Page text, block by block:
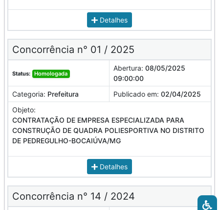
Detalhes
Concorrência n° 01 / 2025
Status: Homologada
Abertura: 08/05/2025
09:00:00
Categoria: Prefeitura Publicado em: 02/04/2025
Objeto:
CONTRATAÇÃO DE EMPRESA ESPECIALIZADA PARA
CONSTRUÇÃO DE QUADRA POLIESPORTIVA NO DISTRITO
DE PEDREGULHO-BOCAIÚVA/MG
Detalhes
Concorrência n° 14 / 2024